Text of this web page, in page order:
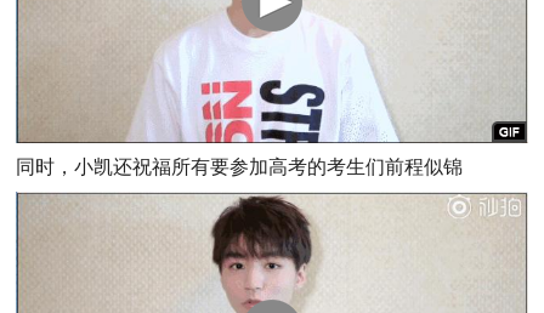
同时，小凯还祝福所有要参加高考的考生们前程似锦